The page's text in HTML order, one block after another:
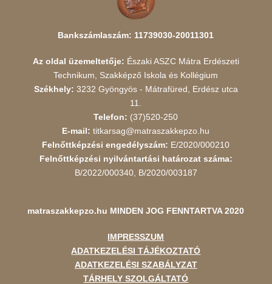
Bankszámlaszám: 11739030-20011301
Az oldal üzemeltetője: Északi ASZC Mátra Erdészeti
Technikum, Szakképző Iskola és Kollégium
Székhely: 3232 Gyöngyös - Mátrafüred, Erdész utca
11.
Telefon: (37)520-250
E-mail: titkarsag@matraszakkepzo.hu
Felnőttképzési engedélyszám: E/2020/000210
Felnőttképzési nyilvántartási határozat száma:
B/2022/000340, B/2020/003187
matraszakkepzo.hu MINDEN JOG FENNTARTVA 2020
IMPRESSZUM
ADATKEZELÉSI TÁJÉKOZTATÓ
ADATKEZELÉSI SZABÁLYZAT
TÁRHELY SZOLGÁLTATÓ